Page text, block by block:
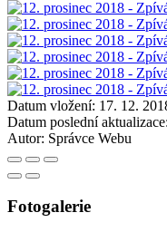
Datum vložení: 17. 12.
Datum poslední aktualizace:
Autor: Správce Webu
Fotogalerie